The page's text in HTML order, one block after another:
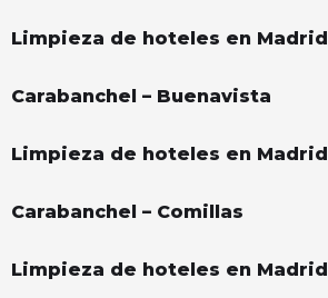
Limpieza de hoteles en Madrid
Carabanchel – Buenavista
Limpieza de hoteles en Madrid
Carabanchel – Comillas
Limpieza de hoteles en Madrid